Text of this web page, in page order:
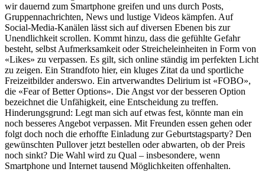
wir dauernd zum Smartphone greifen und uns durch Posts,
Gruppennachrichten, News und lustige Videos kämpfen. Auf
Social-Media-Kanälen lässt sich auf diversen Ebenen bis zur
Unendlichkeit scrollen. Kommt hinzu, dass die gefühlte Gefahr
besteht, selbst Aufmerksamkeit oder Streicheleinheiten in Form von
«Likes» zu verpassen. Es gilt, sich online ständig im perfekten Licht
zu zeigen. Ein Strandfoto hier, ein kluges Zitat da und sportliche
Freizeitbilder anderswo. Ein artverwandtes Delirium ist «FOBO»,
die «Fear of Better Options». Die Angst vor der besseren Option
bezeichnet die Unfähigkeit, eine Entscheidung zu treffen.
Hinderungsgrund: Legt man sich auf etwas fest, könnte man ein
noch besseres Angebot verpassen. Mit Freunden essen gehen oder
folgt doch noch die erhoffte Einladung zur Geburtstagsparty? Den
gewünschten Pullover jetzt bestellen oder abwarten, ob der Preis
noch sinkt? Die Wahl wird zu Qual – insbesondere, wenn
Smartphone und Internet tausend Möglichkeiten offenhalten.